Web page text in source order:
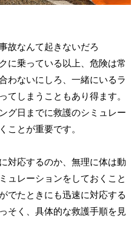
故なんて起きないだろ
乗っている以上、危険は常
わないにしろ、一緒にいるラ
てしまうこともあり得ます。
グ日までに救護のシミュレー
ことが重要です。
対応するのか、無理に体は動
ュレーションをしておくこと
でたときにも迅速に対応する
そく、具体的な救護手順を見